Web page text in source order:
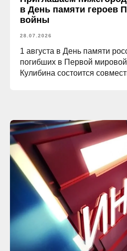
в День памяти героев
войны
28.07.2026
1 августа в День памяти
погибших в Первой
Кулибина состоится